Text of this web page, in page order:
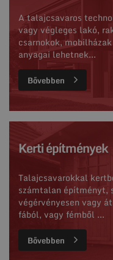
A talajcsavaros
vagy végleges lakó,
csarnokok,
anyagai lehetnek...
Bővebben
Kerti építmények
Talajcsavarokkal
számtalan építményt,
végérvényesen vagy
fából, vagy fémből ...
Bővebben